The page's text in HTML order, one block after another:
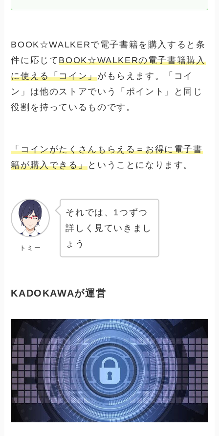
BOOK☆WALKERで電子書籍を購入すると条
件に応じてBOOK☆WALKERの電子書籍購入
に使える「コイン」がもらえます。「コイ
ン」は他のストアでいう「ポイント」と同じ
役割を持っているものです。
「コインがたくさんもらえる＝お得に電子書
籍が購入できる」ということになります。
トミー
それでは、1つずつ
詳しく見ていきまし
ょう
KADOKAWAが運営